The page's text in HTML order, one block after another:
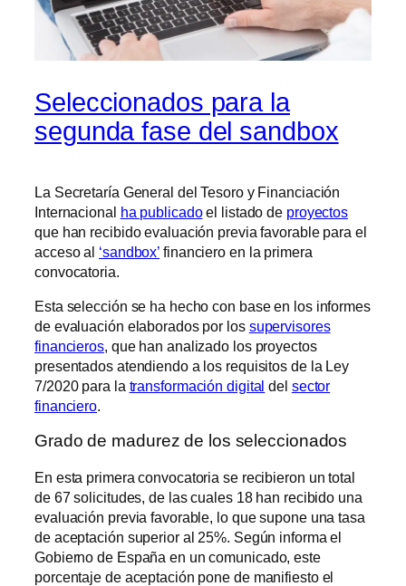
Seleccionados para la
segunda fase del sandbox
La Secretaría General del Tesoro y Financiación
Internacional ha publicadoel listado de proyectos
que han recibido evaluación previa favorable para el
acceso al ‘sandbox’ financiero en la primera
convocatoria.
Esta selección se ha hecho con base en los informes
de evaluación elaborados por los supervisores
financieros, que han analizado los proyectos
presentados atendiendo a los requisitos de la Ley
7/2020 para la transformación digital del sector
financiero.
Grado de madurez de los seleccionados
En esta primera convocatoria se recibieron un total
de 67 solicitudes, de las cuales 18 han recibido una
evaluación previa favorable, lo que supone una tasa
de aceptación superior al 25%. Según informa el
Gobierno de España en un comunicado, este
porcentaje de aceptación pone de manifiesto el